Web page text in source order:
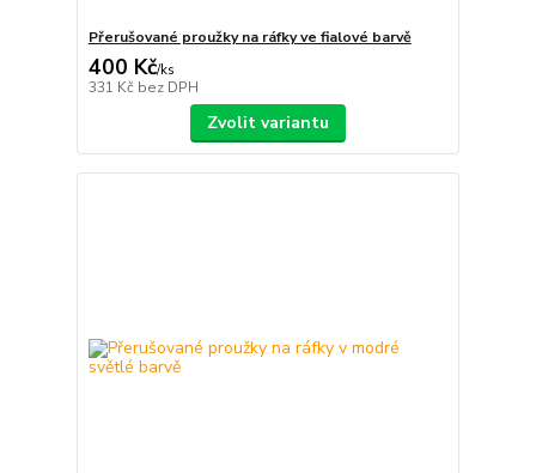
Přerušované proužky na ráfky ve fialové barvě
400 Kč/ks
331 Kč bez DPH
Zvolit variantu